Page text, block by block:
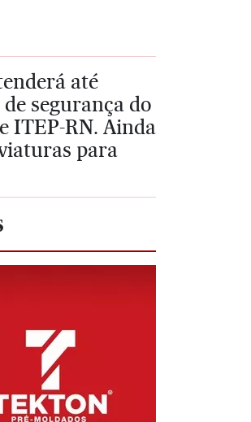
até
segurança do
ITEP-RN. Ainda
para